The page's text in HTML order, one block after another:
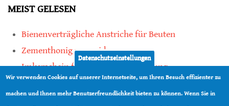
MEIST GELESEN
Bienenverträgliche Anstriche für Beuten
Zementhonig vermeiden
Imkerschein für Honigbienen-Haltung
Kauf von Mittelwänden ist Vertrauenssache
Datenschutzeinstellungen
Wir verwenden Cookies auf unserer Internetseite, um Ihren Besuch effizienter zu
machen und Ihnen mehr Benutzerfreundlichkeit bieten zu können. Wenn Sie in